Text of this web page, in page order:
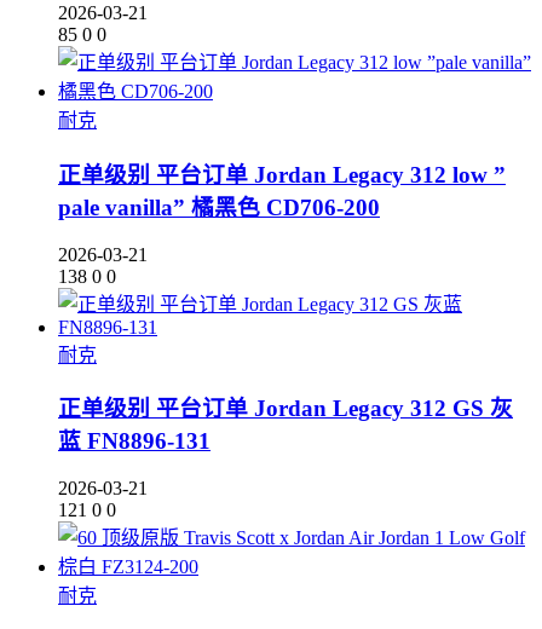
2026-03-21
85 0 0
耐克
正单级别 平台订单 Jordan Legacy 312 low ”
pale vanilla” 橘黑色 CD706-200
2026-03-21
138 0 0
耐克
正单级别 平台订单 Jordan Legacy 312 GS 灰
蓝 FN8896-131
2026-03-21
121 0 0
耐克